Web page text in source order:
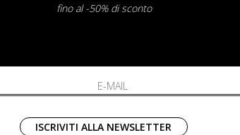
Italia
Contatti
Spedizione
fino al -50% di sconto
ISCRIVITI ALLA NEWSLETTER